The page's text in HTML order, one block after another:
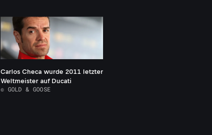
Carlos Checa wurde 2011 letzter
Weltmeister auf Ducati
© GOLD & GOOSE